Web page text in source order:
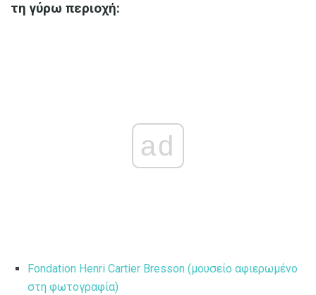
τη γύρω περιοχή:
ad
Fondation Henri Cartier Bresson (μουσείο αφιερωμένο
στη φωτογραφία)